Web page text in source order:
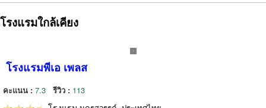
โรงแรมใกล้เคียง
โรงแรมพีเอ เพลส
คะแนน : 7.3 รีวิว : 113